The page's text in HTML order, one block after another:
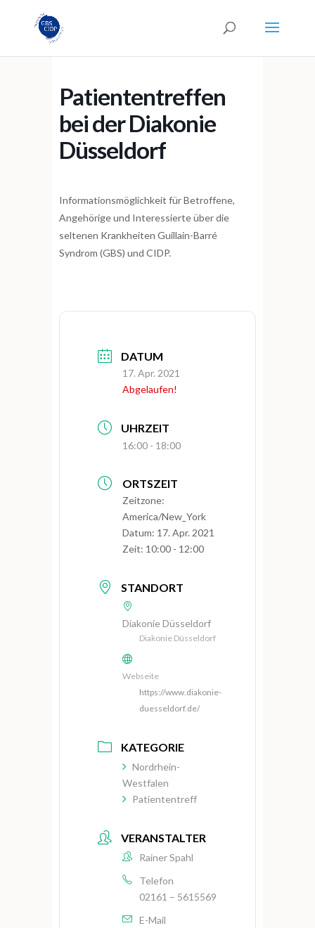
Patiententreffen
bei der Diakonie
Düsseldorf
Informationsmöglichkeit für Betroffene,
Angehörige und Interessierte über die
seltenen Krankheiten Guillain-Barré
Syndrom (GBS) und CIDP.
DATUM
17. Apr. 2021
Abgelaufen!
UHRZEIT
16:00 - 18:00
ORTSZEIT
Zeitzone:
America/New_York
Datum: 17. Apr. 2021
Zeit: 10:00 - 12:00
STANDORT
Diakonie Düsseldorf
Diakonie Düsseldorf
Webseite
https://www.diakonie-
duesseldorf.de/
KATEGORIE
Nordrhein-
Westfalen
Patiententreff
VERANSTALTER
Rainer Spahl
Telefon
02161 – 5615569
E-Mail